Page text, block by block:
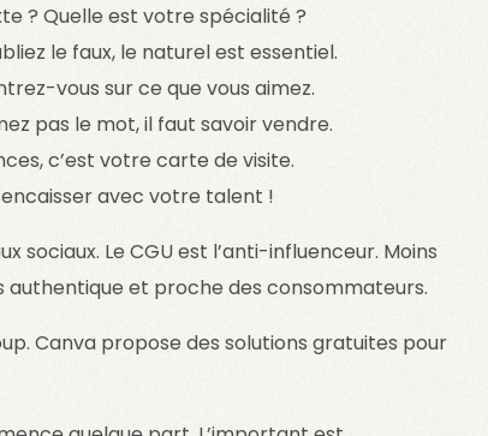
? Quelle est votre spécialité ?
le faux, le naturel est essentiel.
vous sur ce que vous aimez.
pas le mot, il faut savoir vendre.
c’est votre carte de visite.
avec votre talent !
sociaux. Le CGU est l’anti-influenceur. Moins
authentique et proche des consommateurs.
Canva propose des solutions gratuites pour